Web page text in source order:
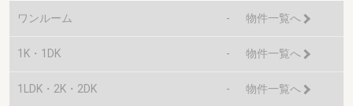
ワンルーム - 物件一覧へ
1K・1DK - 物件一覧へ
1LDK・2K・2DK - 物件一覧へ